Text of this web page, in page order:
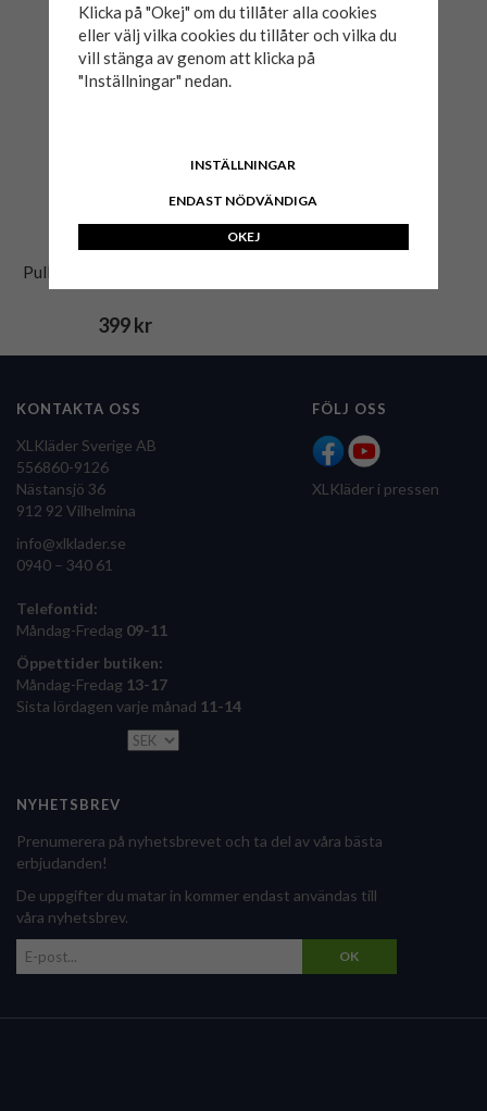
Pullover BLEND 8085 Svart
399 kr
KONTAKTA OSS
XLKläder Sverige AB
556860-9126
Nästansjö 36
912 92 Vilhelmina
info@xlklader.se
0940 – 340 61
Telefontid:
Måndag-Fredag 09-11
Öppettider butiken:
Måndag-Fredag 13-17
Sista lördagen varje månad 11-14
FÖLJ OSS
XLKläder i pressen
NYHETSBREV
Prenumerera på nyhetsbrevet och ta del av våra bästa
erbjudanden!
De uppgifter du matar in kommer endast användas till
våra nyhetsbrev.
OK
Klicka på "Okej" om du tillåter alla cookies
eller välj vilka cookies du tillåter och vilka du
vill stänga av genom att klicka på
"Inställningar" nedan.
INSTÄLLNINGAR
ENDAST NÖDVÄNDIGA
OKEJ